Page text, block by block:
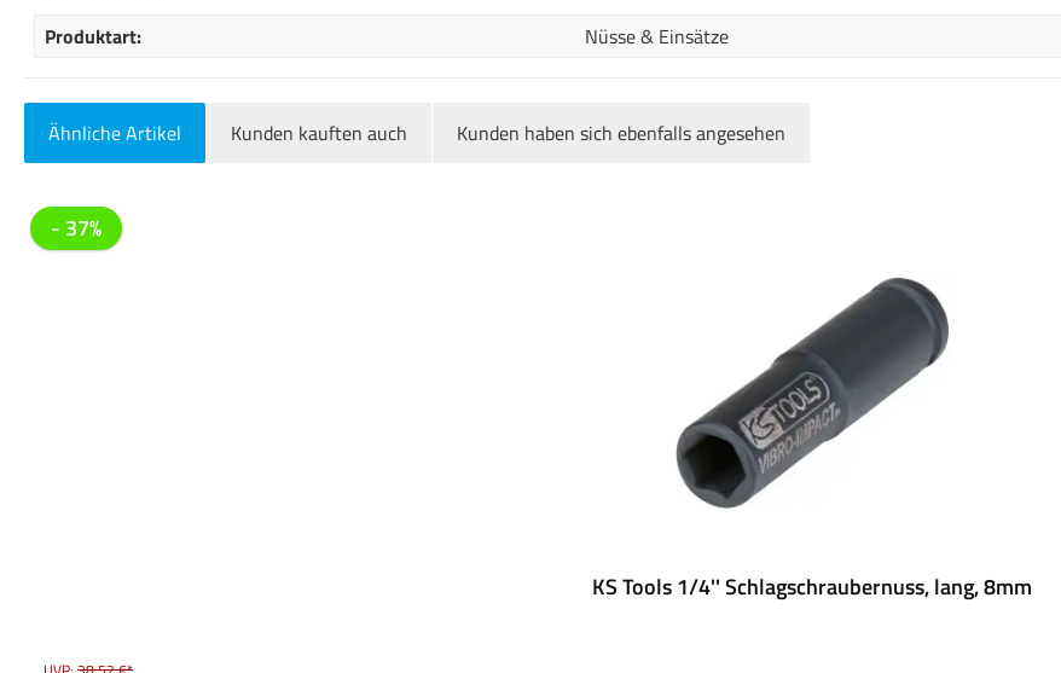
Produktart: Nüsse & Einsätze
Ähnliche Artikel Kunden kauften auch Kunden haben sich ebenfalls angesehen
Produktgalerie überspringen
- 37%
KS Tools 1/4'' Schlagschraubernuss, lang, 8mm